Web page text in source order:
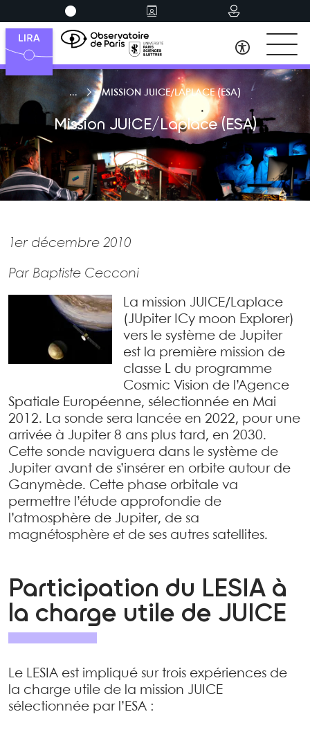
MISSION JUICE/LAPLACE (ESA)
Mission JUICE/Laplace (ESA)
1er décembre 2010
Par Baptiste Cecconi
La mission JUICE/Laplace
(JUpiter ICy moon Explorer)
vers le système de Jupiter
est la première mission de
classe L du programme
Cosmic Vision de l’Agence
Spatiale Européenne, sélectionnée en Mai
2012. La sonde sera lancée en 2022, pour une
arrivée à Jupiter 8 ans plus tard, en 2030.
Cette sonde naviguera dans le système de
Jupiter avant de s’insérer en orbite autour de
Ganymède. Cette phase orbitale va
permettre l’étude approfondie de
l’atmosphère de Jupiter, de sa
magnétosphère et de ses autres satellites.
Participation du LESIA à
la charge utile de JUICE
Le LESIA est impliqué sur trois expériences de
la charge utile de la mission JUICE
sélectionnée par l’ESA :